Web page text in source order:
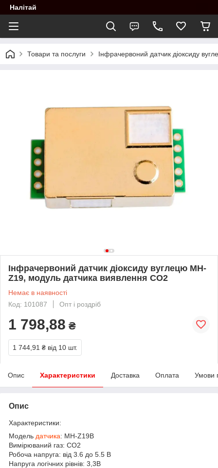
Налітай
Товари та послуги Інфрачервоний датчик діоксиду
Інфрачервоний датчик діоксиду вуглецю MH-
Z19, модуль датчика виявлення CO2
Немає в наявності
Код: 101087
Опт і роздріб
1 798,88 ₴
1 744,91 ₴ від 10 шт.
Опис Характеристики Доставка Оплата Умови
Опис
Характеристики:
Модель датчика: MH-Z19B
Вимірюваний газ: CO2
Робоча напруга: від 3.6 до 5.5 В
Напруга логічних рівнів: 3,3В